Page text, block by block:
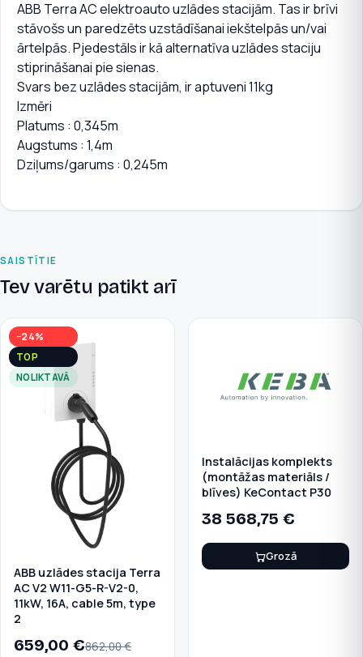
ABB Terra AC elektroauto uzlādes stacijām. Tas ir brīvi
stāvošs un paredzēts uzstādīšanai iekštelpās un/vai
ārtelpās. Pjedestāls ir kā alternatīva uzlādes staciju
stiprināšanai pie sienas.
Svars bez uzlādes stacijām, ir aptuveni 11kg
Izmēri
Platums : 0,345m
Augstums : 1,4m
Dziļums/garums : 0,245m
SAISTĪTIE
Tev varētu patikt arī
−24%
TOP
NOLIKTAVĀ
ABB uzlādes stacija Terra
AC V2 W11-G5-R-V2-0,
11kW, 16A, cable 5m, type
2
659,00 €862,00€
Instalācijas komplekts
(montāžas materiāls /
blīves) KeContact P30
38 568,75 €
Grozā